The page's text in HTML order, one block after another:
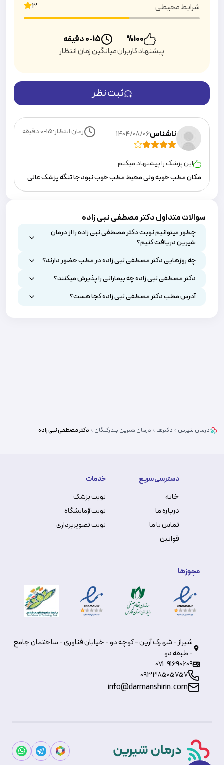
شرایط محیطی 3
%100
پبشنهاد کاربران
0-15دقیقه
میانگین زمان انتظار
ثبت نظر
ناشناس1404/08/06 زمان انتظار:0-15دقیقه
این پزشک را پیشنهاد میکنم
مکان مطب خوبه ولی محیط مطب خوب نبود جا تنگه پزشک عالی
سوالات متداول دکتر مصطفی نبی زاده
چطور میتوانیم نوبت دکتر مصطفی نبی زاده را از درمان
شیرین دریافت کنیم؟
چه روزهایی دکتر مصطفی نبی زاده در مطب حضور دارند؟
دکتر مصطفی نبی زاده چه بیمارانی را پذیرش میکنند؟
آدرس مطب دکتر مصطفی نبی زاده کجا هست؟
درمان شیرین دکترها درمان شیرین بندرکنگان دکترمصطفی نبی زاده
دسترسی سریع
خانه
درباره ما
تماس با ما
قوانین
خدمات
نوبت پزشک
نوبت آزمایشگاه
نوبت تصویربرداری
مجوزها
شیراز - شهرک آرین - کوچه دو - خیابان فناوری - ساختمان جامع
- طبقه دو
071-91690609
09338505757
info@darmanshirin.com